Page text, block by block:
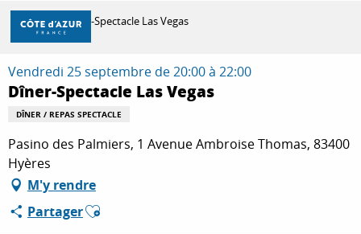
Aller
contenu
principal
DÉCOUVRIR
À FAIRE
SÉJOURNER
Accueil Dîner-Spectacle Las Vegas
Vendredi 25 septembre de 20:00 à 22:00
Dîner-Spectacle Las Vegas
DÎNER / REPAS SPECTACLE
Pasino des Palmiers, 1 Avenue Ambroise Thomas, 83400
Hyères
M'y rendre
PartagerAjouter aux favoris